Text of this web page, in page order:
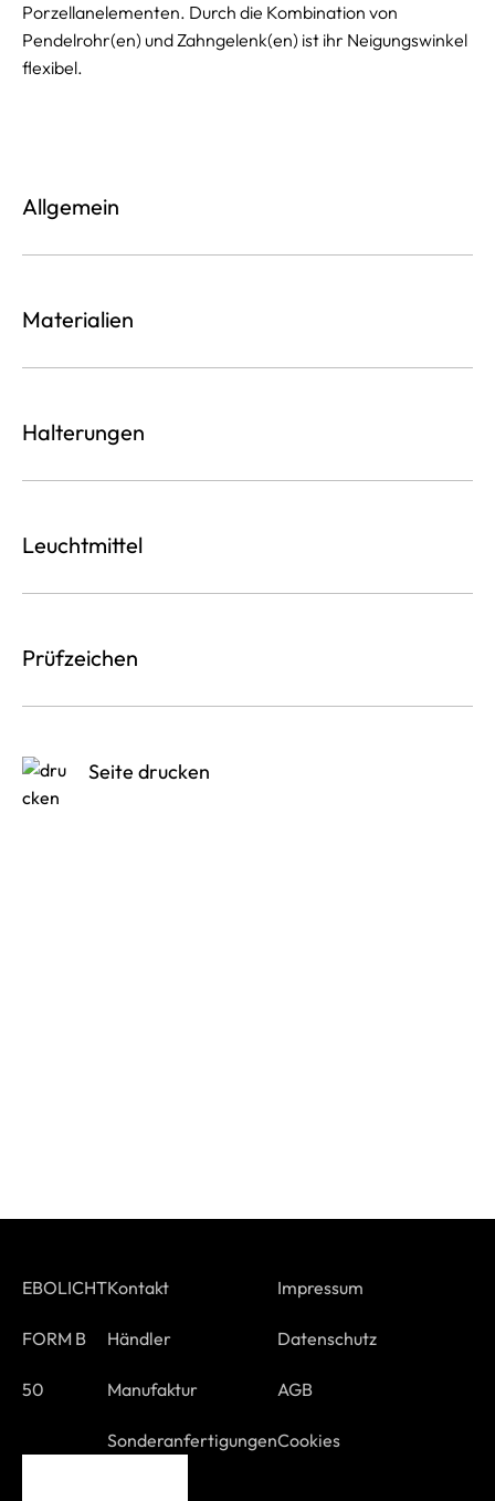
Porzellanelementen. Durch die Kombination von
Pendelrohr(en) und Zahngelenk(en) ist ihr Neigungswinkel
flexibel.
Allgemein
Materialien
Halterungen
Leuchtmittel
Prüfzeichen
Seite drucken
EBOLICHT
FORM B
50
Kontakt
Händler
Manufaktur
Sonderanfertigungen
Impressum
Datenschutz
AGB
Cookies